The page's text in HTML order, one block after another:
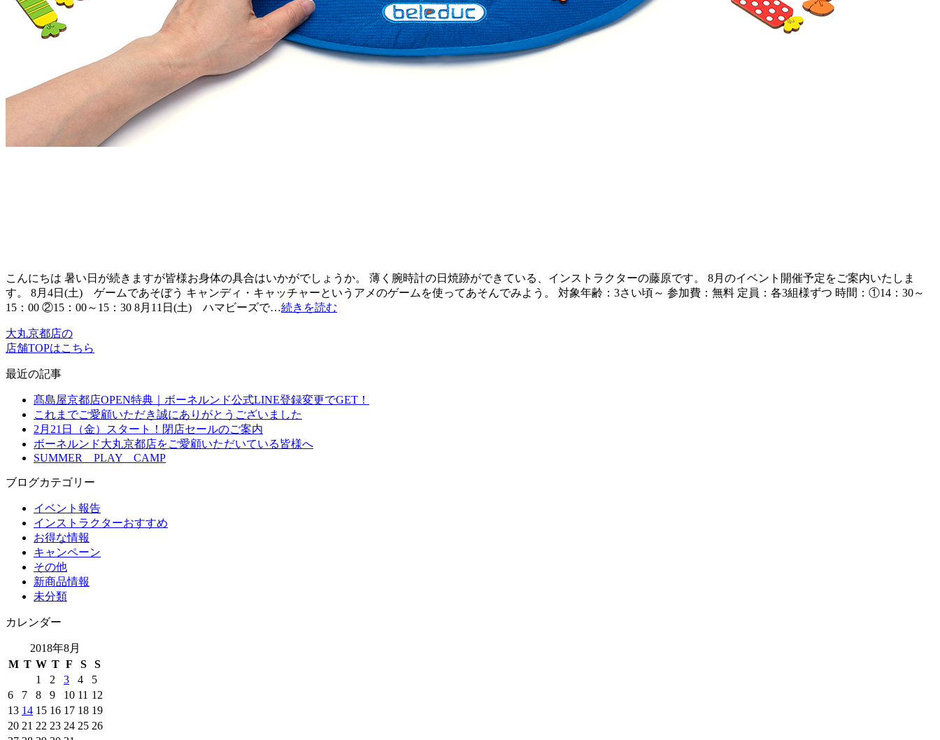
こんにちは 暑い日が続きますが皆様お身体の具合はいかがでしょうか。 薄く腕時計の日焼跡ができている、インストラクターの藤原です。 8月のイベント開催予定をご案内いたしま
す。 8月4日(土) ゲームであそぼう キャンディ・キャッチャーというアメのゲームを使ってあそんでみよう。 対象年齢：3さい頃～ 参加費：無料 定員：各3組様ずつ 時間：①14：30～
15：00 ②15：00～15：30 8月11日(土) ハマビーズで…続きを読む
大丸京都店の
店舗TOPはこちら
最近の記事
髙島屋京都店OPEN特典｜ボーネルンド公式LINE登録変更でGET！
これまでご愛顧いただき誠にありがとうございました
2月21日（金）スタート！閉店セールのご案内
ボーネルンド大丸京都店をご愛顧いただいている皆様へ
SUMMER PLAY CAMP
ブログカテゴリー
イベント報告
インストラクターおすすめ
お得な情報
キャンペーン
その他
新商品情報
未分類
カレンダー
2018年8月
M T W T F S
S
1
2 3 4
5
6
7 8 9 10 11 12
13 14 15 16 17 18 19
20 21 22 23 24 25 26